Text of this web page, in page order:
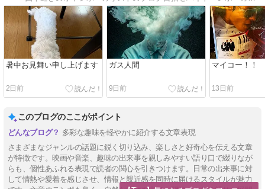
暑中お見舞い申し上げます
2日前
ガス人間
9日前
マイコー！！
13日前
このブログのここがポイント
多彩な趣味を軽やかに紹介する文章表現
さまざまなジャンルの話題に鋭く切り込み、楽しさと好奇心を伝える文章
が特徴です。映画や音楽、趣味の出来事を親しみやすい語り口で綴りなが
らも、個性あふれる表現で読者の関心を引きつけます。日常の出来事に対
して情熱や愛着を感じさせ、情報と親近感を同時に届けるスタイルが魅力